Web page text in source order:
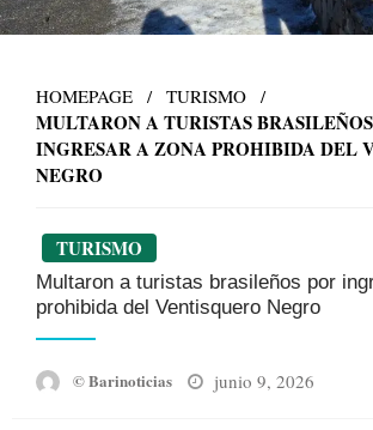
HOMEPAGE TURISMO
MULTARON A TURISTAS
INGRESAR A ZONA PROHIBIDA DEL
NEGRO
TURISMO
Multaron a turistas brasileños por
prohibida del Ventisquero Negro
© Barinoticias
Posted
junio 9, 2026